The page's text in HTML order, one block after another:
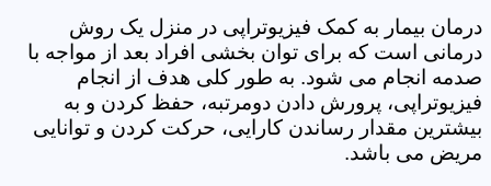
درمان بیمار به کمک فیزیوتراپی در منزل یک روش
درمانی است که برای توان بخشی افراد بعد از مواجه با
صدمه انجام می شود. به طور کلی هدف از انجام
فیزیوتراپی، پرورش دادن دومرتبه، حفظ کردن و به
بیشترین مقدار رساندن کارایی، حرکت کردن و توانایی
مریض می باشد.